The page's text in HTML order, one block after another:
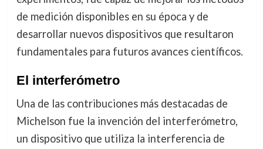
de medición disponibles en su época y de
desarrollar nuevos dispositivos que resultaron
fundamentales para futuros avances científicos.
El interferómetro
Una de las contribuciones más destacadas de
Michelson fue la invención del interferómetro,
un dispositivo que utiliza la interferencia de